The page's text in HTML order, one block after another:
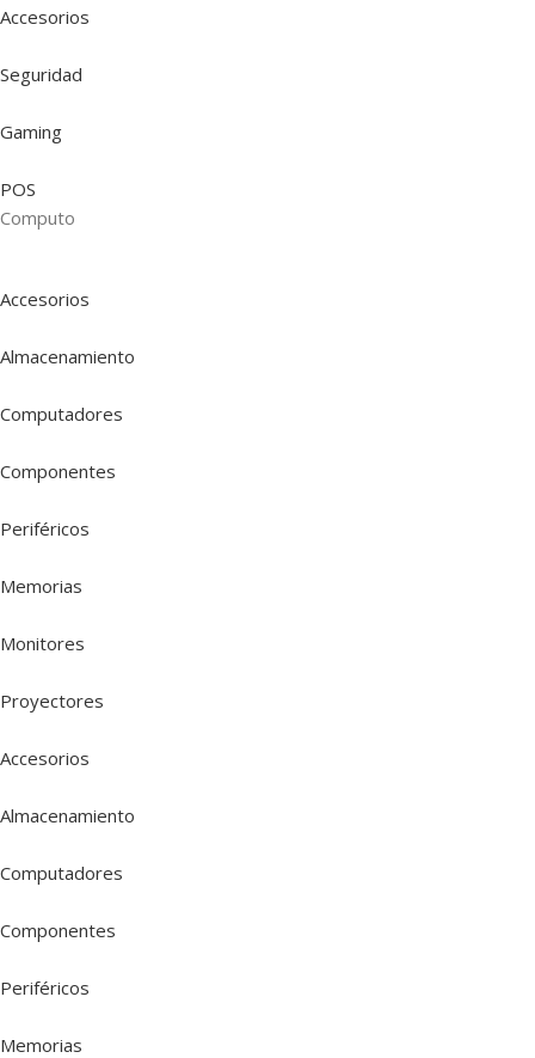
Accesorios
Seguridad
Gaming
POS
Computo
Accesorios
Almacenamiento
Computadores
Componentes
Periféricos
Memorias
Monitores
Proyectores
Accesorios
Almacenamiento
Computadores
Componentes
Periféricos
Memorias